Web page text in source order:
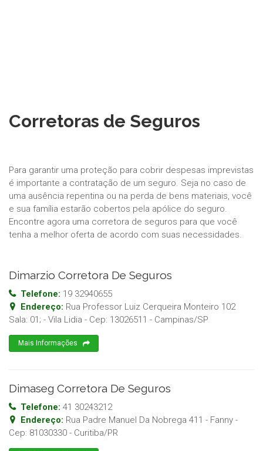
Corretoras de Seguros
Para garantir uma proteção para cobrir despesas imprevistas
é importante a contratação de um seguro. Seja no caso de
uma ausência repentina ou na perda de bens materiais, você
e sua família estarão cobertos pela apólice do seguro.
Encontre agora uma corretora de seguros para que você
tenha a melhor oferta de acordo com suas necessidades.
Dimarzio Corretora De Seguros
Telefone: 19 32940655
Endereço: Rua Professor Luiz Cerqueira Monteiro 102
Sala: 01; - Vila Lidia - Cep: 13026511 - Campinas/SP
Mais Informações
Dimaseg Corretora De Seguros
Telefone: 41 30243212
Endereço: Rua Padre Manuel Da Nobrega 411 - Fanny -
Cep: 81030330 - Curitiba/PR